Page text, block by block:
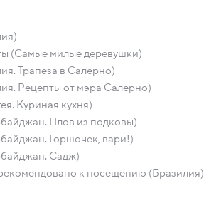
(Самые милые деревушки)
Трапеза в Салерно)
Рецепты от мэра Салерно)
Куриная кухня)
Плов из подковы)
Горшочек, вари!)
Садж)
к посещению (Бразилия)